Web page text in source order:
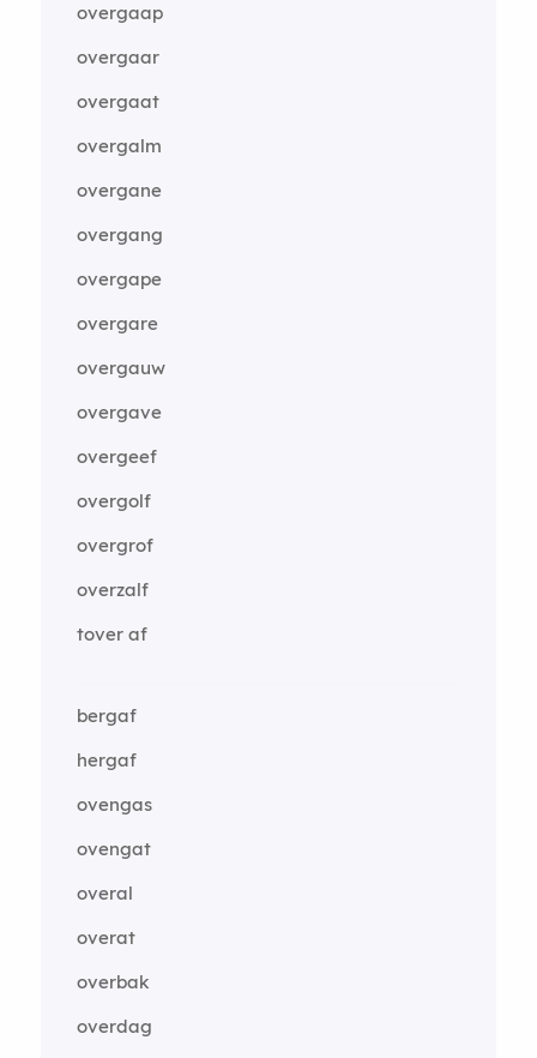
overgaap
overgaar
overgaat
overgalm
overgane
overgang
overgape
overgare
overgauw
overgave
overgeef
overgolf
overgrof
overzalf
tover af
bergaf
hergaf
ovengas
ovengat
overal
overat
overbak
overdag